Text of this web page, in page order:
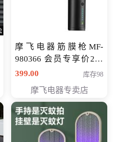
摩飞电器筋膜枪MF-
980366 会员专享价299
元
399.00 库存98
摩飞电器专卖店